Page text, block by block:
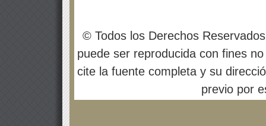
© Todos los Derechos
puede ser reproducida con fines
cite la fuente completa y su
previo por